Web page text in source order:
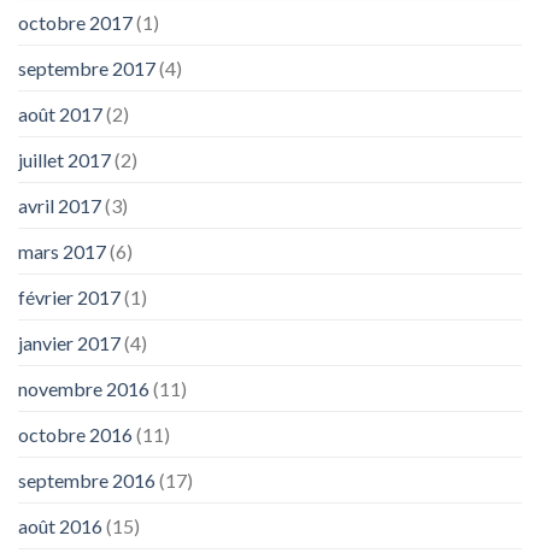
octobre 2017(1)
septembre 2017(4)
août 2017(2)
juillet 2017(2)
avril 2017(3)
mars 2017(6)
février 2017(1)
janvier 2017(4)
novembre 2016(11)
octobre 2016(11)
septembre 2016(17)
août 2016(15)